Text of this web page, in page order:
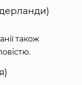
також